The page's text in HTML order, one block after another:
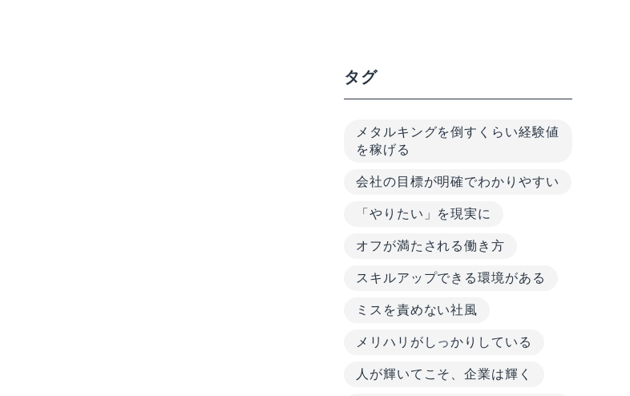
タグ
メタルキングを倒すくらい経験値
を稼げる
会社の目標が明確でわかりやすい
「やりたい」を現実に
オフが満たされる働き方
スキルアップできる環境がある
ミスを責めない社風
メリハリがしっかりしている
人が輝いてこそ、企業は輝く